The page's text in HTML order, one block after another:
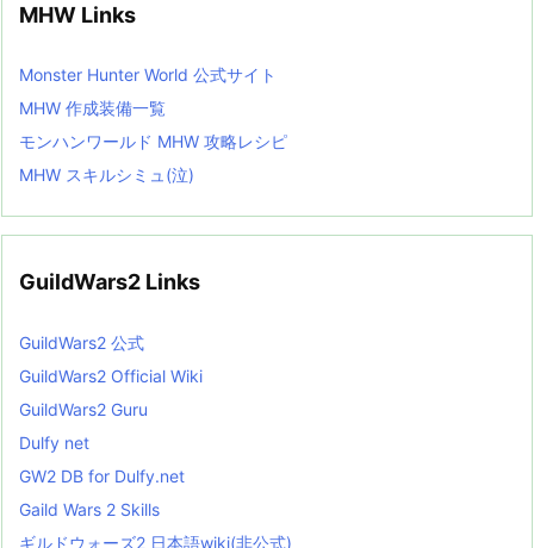
MHW Links
Monster Hunter World 公式サイト
MHW 作成装備一覧
モンハンワールド MHW 攻略レシピ
MHW スキルシミュ(泣)
GuildWars2 Links
GuildWars2 公式
GuildWars2 Official Wiki
GuildWars2 Guru
Dulfy net
GW2 DB for Dulfy.net
Gaild Wars 2 Skills
ギルドウォーズ2 日本語wiki(非公式)